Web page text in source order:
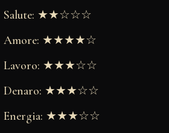
Salute: ★★☆☆☆
Amore: ★★★★☆
Lavoro: ★★★☆☆
Denaro: ★★★☆☆
Energia: ★★★☆☆